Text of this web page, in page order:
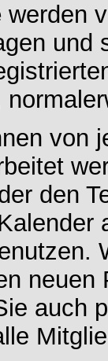
werden
und
von
den
neuen
auch